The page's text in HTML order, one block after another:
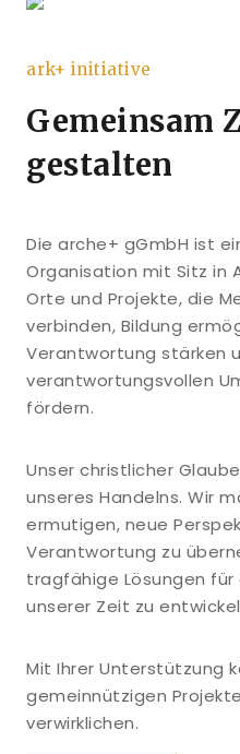
ark+ initiative
Gemeinsam
gestalten
Die arche+ gGmbH ist
Organisation mit Sitz in
Orte und Projekte, die
verbinden, Bildung
Verantwortung stärken
verantwortungsvollen
fördern.
Unser christlicher
unseres Handelns. Wir
ermutigen, neue
Verantwortung zu
tragfähige Lösungen
unserer Zeit zu
Mit Ihrer Unterstützung
gemeinnützigen
verwirklichen.